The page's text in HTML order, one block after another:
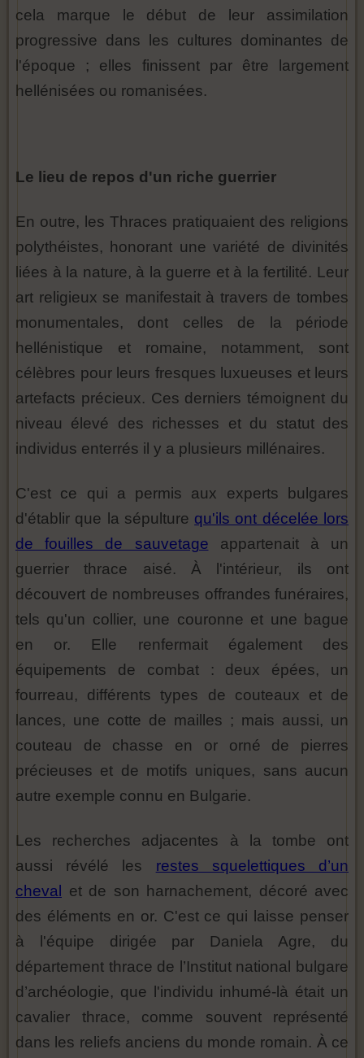
cela marque le début de leur assimilation
progressive dans les cultures dominantes de
l'époque ; elles finissent par être largement
hellénisées ou romanisées.
Le lieu de repos d'un riche guerrier
En outre, les Thraces pratiquaient des religions
polythéistes, honorant une variété de divinités
liées à la nature, à la guerre et à la fertilité. Leur
art religieux se manifestait à travers de tombes
monumentales, dont celles de la période
hellénistique et romaine, notamment, sont
célèbres pour leurs fresques luxueuses et leurs
artefacts précieux. Ces derniers témoignent du
niveau élevé des richesses et du statut des
individus enterrés il y a plusieurs millénaires.
C'est ce qui a permis aux experts bulgares
d'établir que la sépulture qu'ils ont décelée lors
de fouilles de sauvetage appartenait à un
guerrier thrace aisé. À l'intérieur, ils ont
découvert de nombreuses offrandes funéraires,
tels qu'un collier, une couronne et une bague
en or. Elle renfermait également des
équipements de combat : deux épées, un
fourreau, différents types de couteaux et de
lances, une cotte de mailles ; mais aussi, un
couteau de chasse en or orné de pierres
précieuses et de motifs uniques, sans aucun
autre exemple connu en Bulgarie.
Les recherches adjacentes à la tombe ont
aussi révélé les restes squelettiques d’un
cheval
et de son harnachement, décoré avec
des éléments en or. C'est ce qui laisse penser
à l'équipe dirigée par Daniela Agre, du
département thrace de l’Institut national bulgare
d’archéologie, que l'individu inhumé-là était un
cavalier thrace, comme souvent représenté
dans les reliefs anciens du monde romain. À ce